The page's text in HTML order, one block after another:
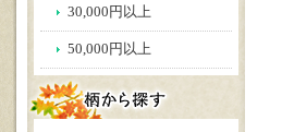
30,000円以上
50,000円以上